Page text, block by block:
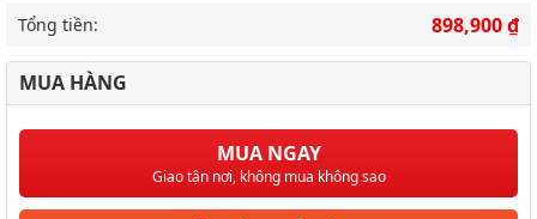
Tổng tiền: 898,900 ₫
MUA HÀNG
MUA NGAY
Giao tận nơi, không mua không sao